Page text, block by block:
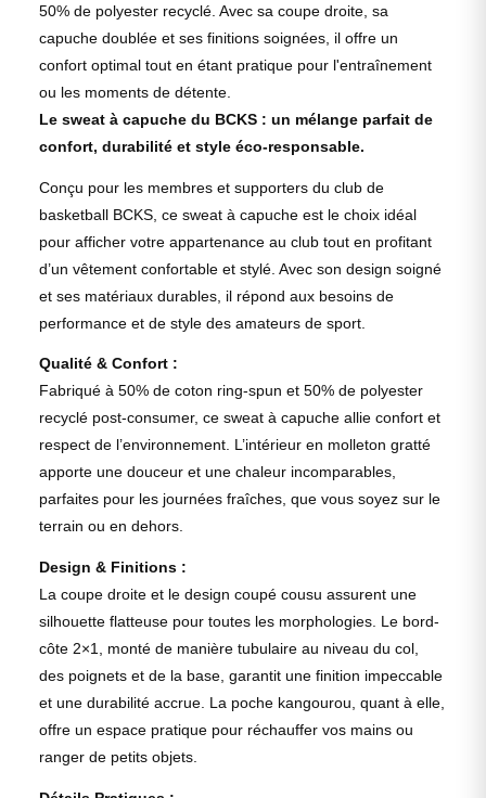
50% de polyester recyclé. Avec sa coupe droite, sa
capuche doublée et ses finitions soignées, il offre un
confort optimal tout en étant pratique pour l'entraînement
ou les moments de détente.
Le sweat à capuche du BCKS : un mélange parfait de
confort, durabilité et style éco-responsable.
Conçu pour les membres et supporters du club de
basketball BCKS, ce sweat à capuche est le choix idéal
pour afficher votre appartenance au club tout en profitant
d’un vêtement confortable et stylé. Avec son design soigné
et ses matériaux durables, il répond aux besoins de
performance et de style des amateurs de sport.
Qualité & Confort :
Fabriqué à 50% de coton ring-spun et 50% de polyester
recyclé post-consumer, ce sweat à capuche allie confort et
respect de l’environnement. L’intérieur en molleton gratté
apporte une douceur et une chaleur incomparables,
parfaites pour les journées fraîches, que vous soyez sur le
terrain ou en dehors.
Design & Finitions :
La coupe droite et le design coupé cousu assurent une
silhouette flatteuse pour toutes les morphologies. Le bord-
côte 2×1, monté de manière tubulaire au niveau du col,
des poignets et de la base, garantit une finition impeccable
et une durabilité accrue. La poche kangourou, quant à elle,
offre un espace pratique pour réchauffer vos mains ou
ranger de petits objets.